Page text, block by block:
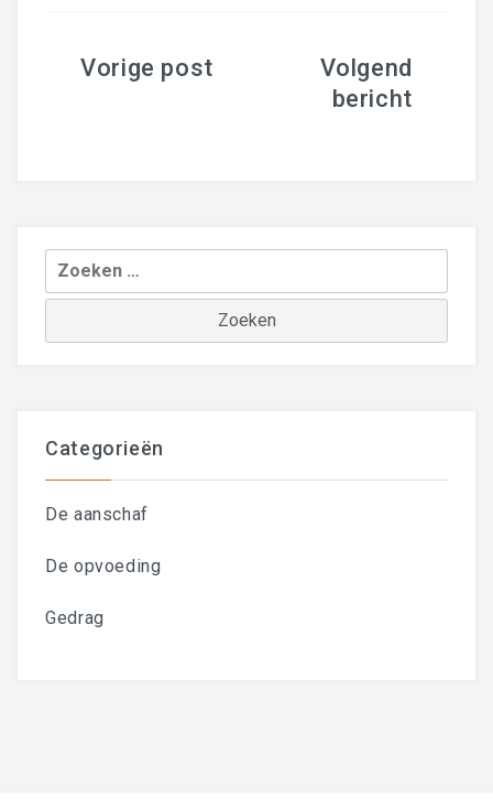
Bericht
Zoeken
naar:
Categorieën
De aanschaf
De opvoeding
Gedrag